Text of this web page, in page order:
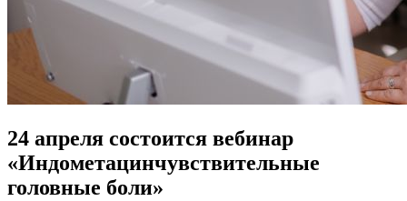
24 апреля состоится вебинар
«Индометацинчувствительные
головные боли»